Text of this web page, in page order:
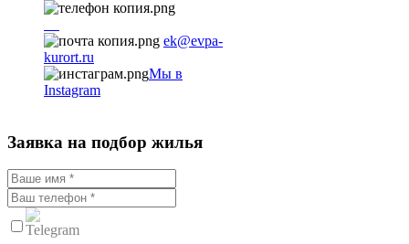
ek@evpa-
kurort.ru
Мы в
Instagram
Заявка на подбор жилья